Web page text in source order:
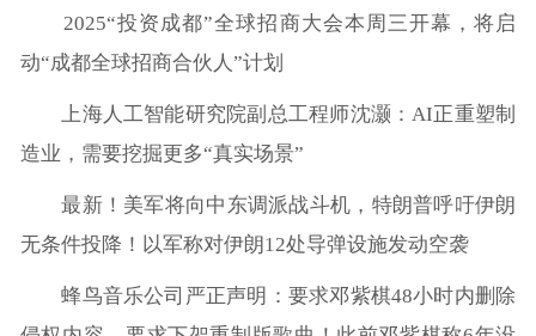
2025“投资成都”全球招商大会本周三开幕，将启
动“成都全球招商合伙人”计划
上海人工智能研究院副总工程师沈灏：AI正重塑制
造业，需要挖掘更多“真实场景”
最新！美军将向中东调派战斗机，特朗普呼吁伊朗
无条件投降！以军称对伊朗12处导弹设施发动空袭
蜂鸟音乐公司严正声明：要求邓紫棋48小时内删除